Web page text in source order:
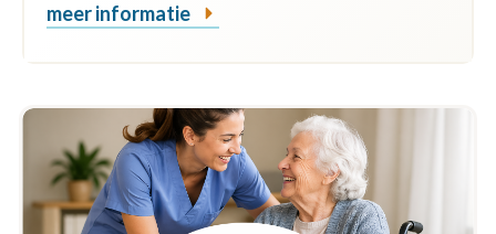
meer informatie